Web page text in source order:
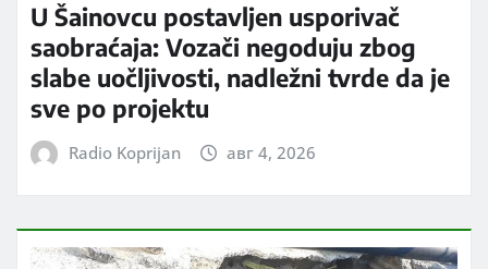
U Šainovcu postavljen usporivač
saobraćaja: Vozači negoduju zbog
slabe uočljivosti, nadležni tvrde da je
sve po projektu
Radio Koprijan авг 4, 2026